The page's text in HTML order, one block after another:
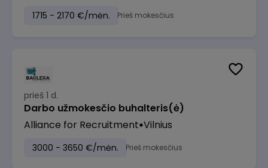
1715 - 2170 €/mėn. Prieš mokesčius
prieš 1 d.
Darbo užmokesčio buhalteris(ė)
Alliance for Recruitment Vilnius
3000 - 3650 €/mėn. Prieš mokesčius